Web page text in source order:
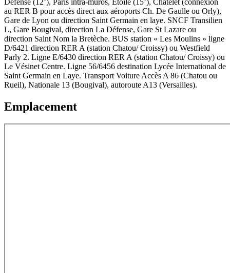
au RER B pour accès direct aux aéroports Ch. De Gaulle ou Orly),
Gare de Lyon ou direction Saint Germain en laye. SNCF Transilien
L, Gare Bougival, direction La Défense, Gare St Lazare ou
direction Saint Nom la Bretèche. BUS station « Les Moulins » ligne
D/6421 direction RER A (station Chatou/ Croissy) ou Westfield
Parly 2. Ligne E/6430 direction RER A (station Chatou/ Croissy) ou
Le Vésinet Centre. Ligne 56/6456 destination Lycée International de
Saint Germain en Laye. Transport Voiture Accès A 86 (Chatou ou
Rueil), Nationale 13 (Bougival), autoroute A13 (Versailles).
Emplacement